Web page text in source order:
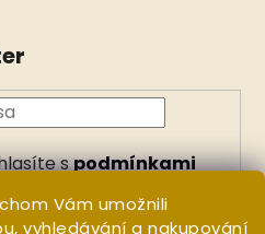
Vám umožnili
vyhledávání a nakupování
spodmínkami